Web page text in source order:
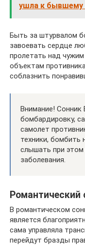
ушла к
Быть за штурвалом
завоевать сердце
пролетать над чужим
объектам
соблазнить
Внимание! Сонник
бомбардировку,
самолет
техники, бомбить
слышать при
заболевания.
Романтический
В романтическом
является
сама управляла
перейдут бразды